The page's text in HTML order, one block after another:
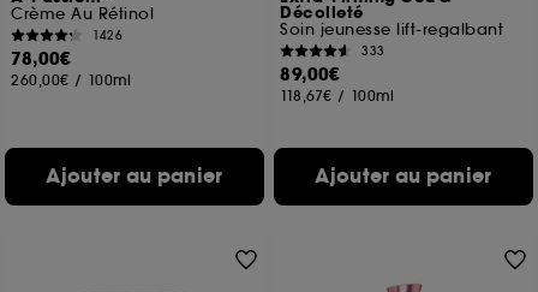
Crème Au Rétinol
1426
78,00€
260,00€ / 100ml
Ajouter au panier
Décolleté
Soin jeunesse lift-regalbant
333
89,00€
118,67€ / 100ml
Ajouter au panier